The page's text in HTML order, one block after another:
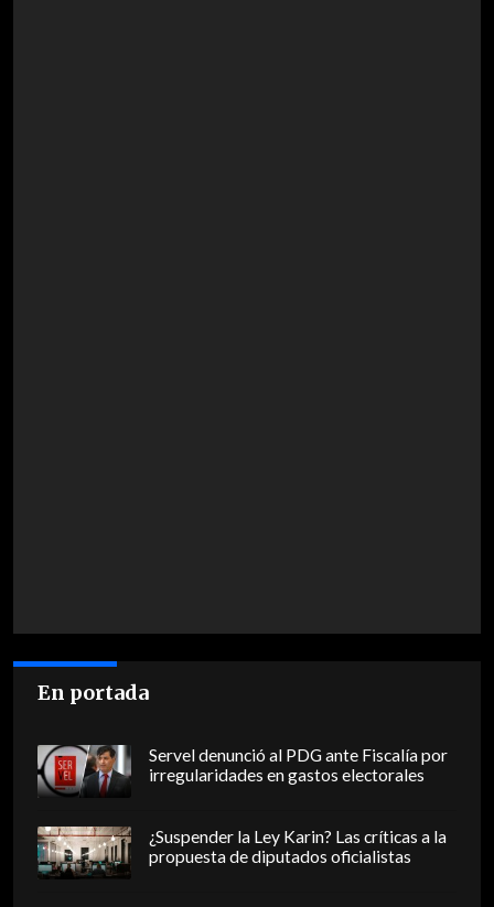
En portada
Servel denunció al PDG ante Fiscalía por
irregularidades en gastos electorales
¿Suspender la Ley Karin? Las críticas a la
propuesta de diputados oficialistas